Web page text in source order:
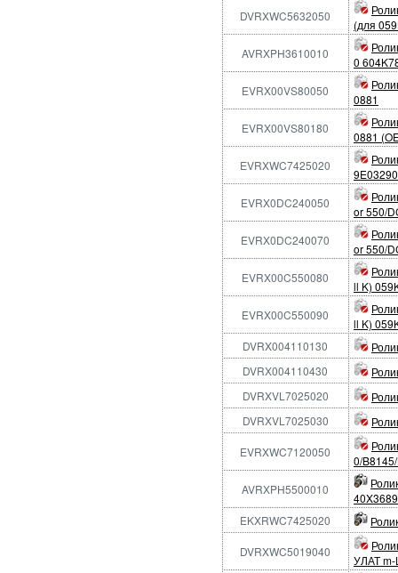
DVRXWC5632050
(для
AVRXPH3610010
0
EVRX00VS80050
0881
EVRX00VS80180
0881
EVRXWC7425020
EVRX0DC240050
or 550/
EVRX0DC240070
or 550/
EVRX00C550080
ll K)
EVRX00C550090
ll K)
DVRX004110130
DVRX004110430
DVRXVL7025020
DVRXVL7025030
EVRXWC7120050
0/
AVRXPH5500010
40X3689
EKXRWC7425020
DVRXWC5019040
УЛАТ m-